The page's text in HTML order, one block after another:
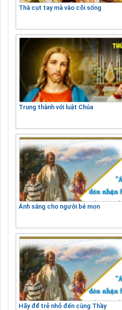
Thà cụt tay mà vào cõi sống
Trung thành với luật Chúa
Ánh sáng cho người bé mọn
Hãy để trẻ nhỏ đến cùng Thầy